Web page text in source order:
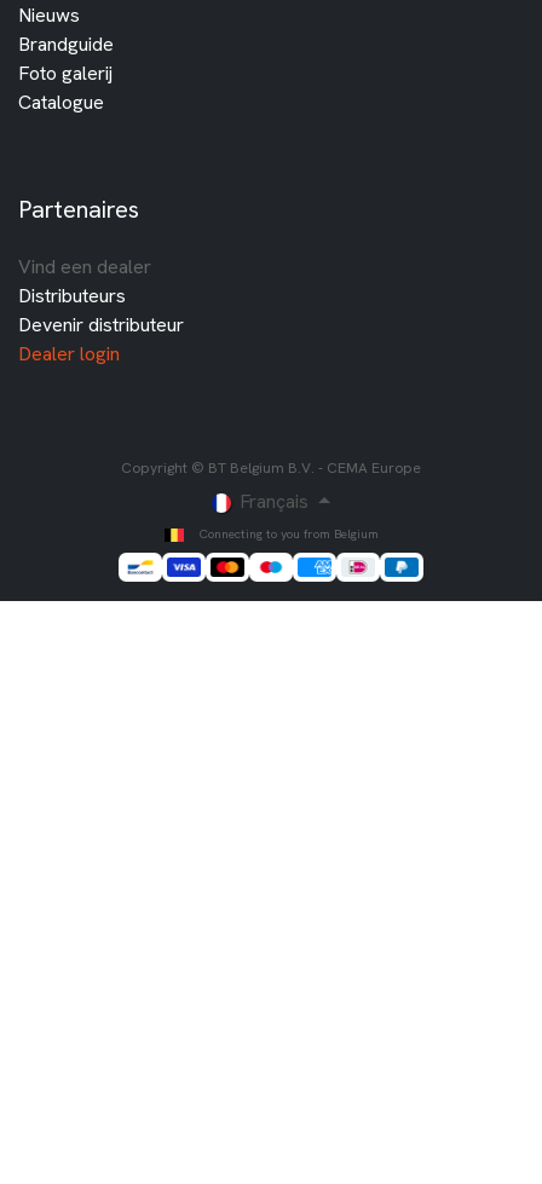
Nieuws
Brandguide
Foto galerij
Catalogue
Partenaires
Vind een dealer
Distributeurs
Devenir distributeur
Dealer login
Copyright © BT Belgium B.V. - CEMA Europe
Français
Connecting to you from Belgium